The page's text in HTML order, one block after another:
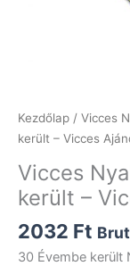
Kezdőlap / Vicces
került – Vicces
Vicces
került –
2032 Ft
30 Évembe került